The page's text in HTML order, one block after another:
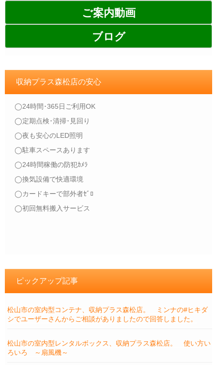
ご案内動画
ブログ
収納プラス森松店の安心
◯24時間･365日ご利用OK
◯定期点検･清掃･見回り
◯夜も安心のLED照明
◯駐車スペースあります
◯24時間稼働の防犯ｶﾒﾗ
◯換気設備で快適環境
◯カードキーで部外者ｾﾞﾛ
◯初回無料搬入サービス
ピックアップ記事
松山市の室内型コンテナ、収納プラス森松店。 ミンナの#ヒキダ
シでユーザーさんからご相談がありましたので回答しました。
松山市の室内型レンタルボックス、収納プラス森松店。 使い方い
ろいろ ～扇風機～